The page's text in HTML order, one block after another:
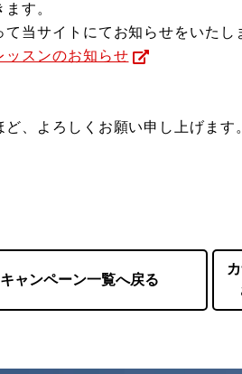
す。
当サイトにてお知らせをいたし
ッスンのお知らせ
、よろしくお願い申し上げます
ャンペーン一覧へ戻る